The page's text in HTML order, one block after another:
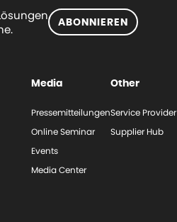
ABONNIEREN
Media
Pressemitteilungen
Online Seminar
Events
Media Center
Other
Service Provider
Supplier Hub